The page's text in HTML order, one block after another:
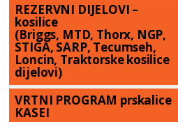
REZERVNI DIJELOVI –
kosilice
(Briggs, MTD, Thorx, NGP,
STIGA, SARP, Tecumseh,
Loncin, Traktorske kosilice
dijelovi)
VRTNI PROGRAM prskalice
KASEI